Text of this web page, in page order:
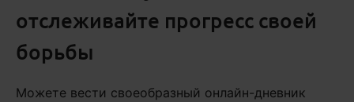
отслеживайте прогресс своей
борьбы
Можете вести своеобразный онлайн-дневник